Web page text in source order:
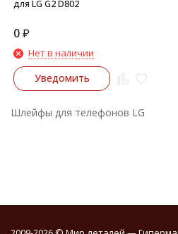
для LG G2 D802
0₽
Нет в наличии
Уведомить
Шлейфы для телефонов LG